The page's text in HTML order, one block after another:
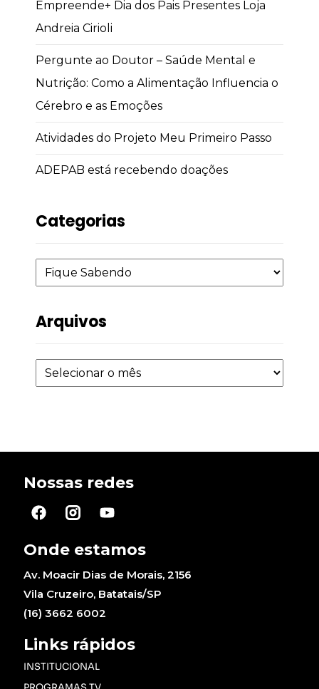
Empreende+ Dia dos Pais Presentes Loja
Andreia Cirioli
Pergunte ao Doutor – Saúde Mental e
Nutrição: Como a Alimentação Influencia o
Cérebro e as Emoções
Atividades do Projeto Meu Primeiro Passo
ADEPAB está recebendo doações
Categorias
Arquivos
Nossas redes
Onde estamos
Av. Moacir Dias de Morais, 2156
Vila Cruzeiro, Batatais/SP
(16) 3662 6002
Links rápidos
INSTITUCIONAL